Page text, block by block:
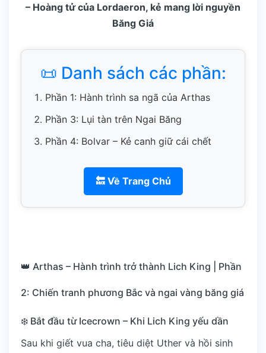
– Hoàng tử của Lordaeron, kẻ mang lời nguyền
Băng Giá
📜 Danh sách các phần:
Phần 1: Hành trình sa ngã của Arthas
Phần 3: Lụi tàn trên Ngai Băng
Phần 4: Bolvar – Kẻ canh giữ cái chết
🔙 Về Trang Chủ
👑 Arthas – Hành trình trở thành Lich King | Phần
2: Chiến tranh phương Bắc và ngai vàng băng giá
❄️ Bắt đầu từ Icecrown – Khi Lich King yếu dần
Sau khi giết vua cha, tiêu diệt Uther và hồi sinh